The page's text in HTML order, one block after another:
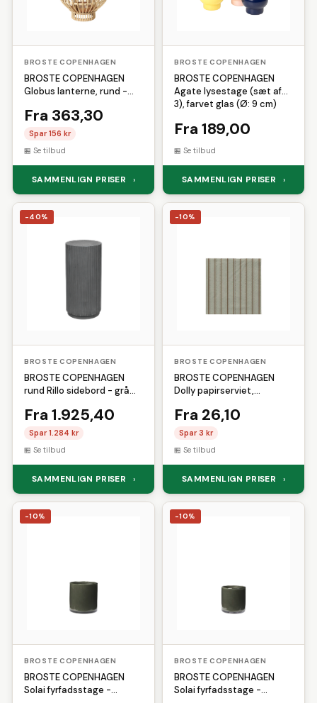
BROSTE COPENHAGEN
BROSTE COPENHAGEN
Globus lanterne, rund -
(Ø27)
Fra 363,30
Spar 156 kr
Se tilbud
SAMMENLIGN PRISER ›
BROSTE COPENHAGEN
BROSTE COPENHAGEN
Agate lysestage (sæt af
3), farvet glas (Ø: 9 cm)
Fra 189,00
Se tilbud
SAMMENLIGN PRISER ›
-40%
BROSTE COPENHAGEN
BROSTE COPENHAGEN
rund Rillo sidebord - grå
Fra 1.925,40
Spar 1.284 kr
Se tilbud
SAMMENLIGN PRISER ›
-10%
BROSTE COPENHAGEN
BROSTE COPENHAGEN
Dolly papirserviet,
og mørkegrøn papir
(33x33)
Fra 26,10
Spar 3 kr
Se tilbud
SAMMENLIGN PRISER ›
-10%
BROSTE COPENHAGEN
BROSTE COPENHAGEN
Solai fyrfadsstage -
-10%
BROSTE COPENHAGEN
BROSTE COPENHAGEN
Solai fyrfadsstage -